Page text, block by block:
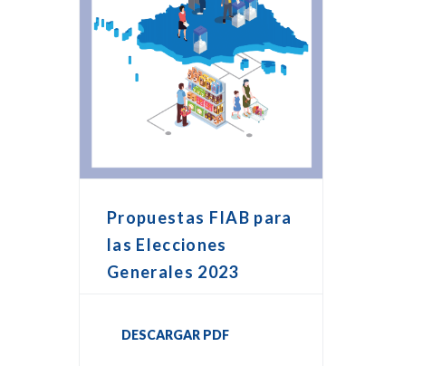
Propuestas FIAB para
las Elecciones
Generales 2023
DESCARGAR PDF